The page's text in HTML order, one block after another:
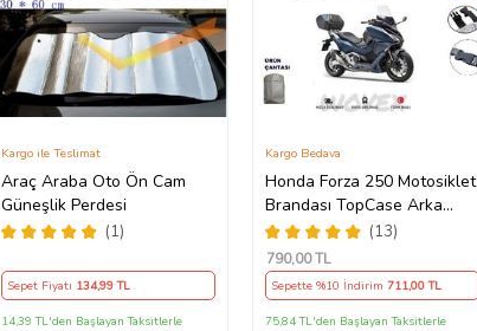
Araç Araba Oto Ön Cam
Güneşlik Perdesi
(1)
Kargo ile Teslimat
Sepet Fiyatı 134,99 TL
14,39 TL'den Başlayan Taksitlerle
Honda Forza 250 Motosiklet
Brandası TopCase Arka
Çanta Uyumlu Branda,Örtü
(13)
Kargo Bedava
790,00 TL
Sepette %10 İndirim 711,00 TL
75,84 TL'den Başlayan Taksitlerle